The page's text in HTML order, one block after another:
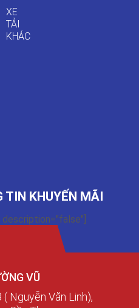
XE
TẢI
KHÁC
TIN KHUYẾN MÃI
VŨ
Nguyễn Văn Linh),